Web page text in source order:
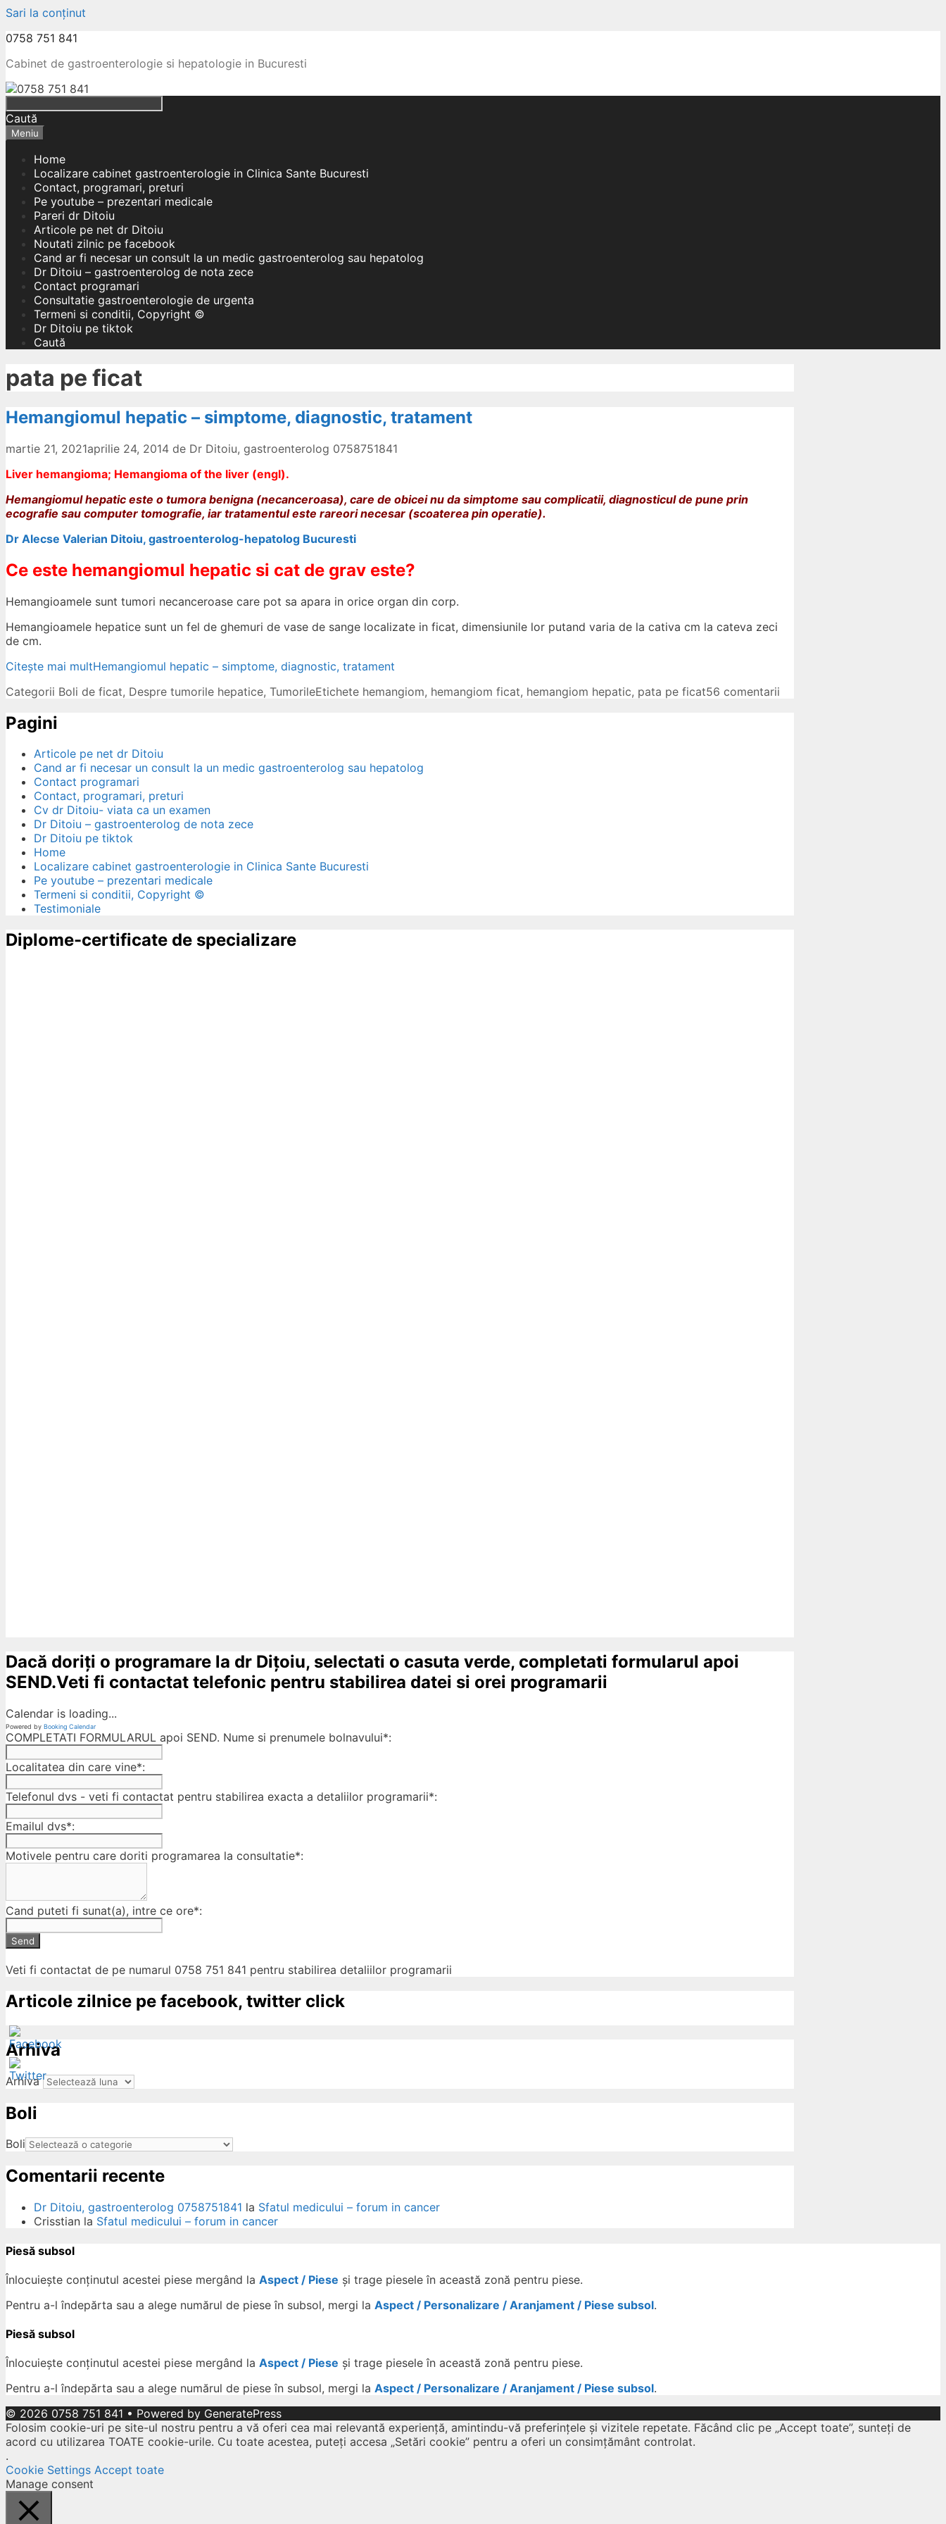
Sari la conținut
0758 751 841
Cabinet de gastroenterologie si hepatologie in Bucuresti
Caută
Meniu
Home
Localizare cabinet gastroenterologie in Clinica Sante Bucuresti
Contact, programari, preturi
Pe youtube – prezentari medicale
Pareri dr Ditoiu
Articole pe net dr Ditoiu
Noutati zilnic pe facebook
Cand ar fi necesar un consult la un medic gastroenterolog sau hepatolog
Dr Ditoiu – gastroenterolog de nota zece
Contact programari
Consultatie gastroenterologie de urgenta
Termeni si conditii, Copyright ©
Dr Ditoiu pe tiktok
Caută
pata pe ficat
Hemangiomul hepatic – simptome, diagnostic, tratament
martie 21, 2021aprilie 24, 2014 de Dr Ditoiu, gastroenterolog 0758751841
Liver hemangioma; Hemangioma of the liver (engl).
Hemangiomul hepatic este o tumora benigna (necanceroasa), care de obicei nu da simptome sau complicatii, diagnosticul de pune prin
ecografie sau computer tomografie, iar tratamentul este rareori necesar (scoaterea pin operatie).
Dr Alecse Valerian Ditoiu, gastroenterolog-hepatolog Bucuresti
Ce este hemangiomul hepatic si cat de grav este?
Hemangioamele sunt tumori necanceroase care pot sa apara in orice organ din corp.
Hemangioamele hepatice sunt un fel de ghemuri de vase de sange localizate in ficat, dimensiunile lor putand varia de la cativa cm la cateva zeci
de cm.
Citește mai multHemangiomul hepatic – simptome, diagnostic, tratament
Categorii Boli de ficat, Despre tumorile hepatice, TumorileEtichete hemangiom, hemangiom ficat, hemangiom hepatic, pata pe ficat56 comentarii
Pagini
Articole pe net dr Ditoiu
Cand ar fi necesar un consult la un medic gastroenterolog sau hepatolog
Contact programari
Contact, programari, preturi
Cv dr Ditoiu- viata ca un examen
Dr Ditoiu – gastroenterolog de nota zece
Dr Ditoiu pe tiktok
Home
Localizare cabinet gastroenterologie in Clinica Sante Bucuresti
Pe youtube – prezentari medicale
Termeni si conditii, Copyright ©
Testimoniale
Diplome-certificate de specializare
Dacă doriți o programare la dr Dițoiu, selectati o casuta verde, completati formularul apoi
SEND.Veti fi contactat telefonic pentru stabilirea datei si orei programarii
Calendar is loading...
Powered by Booking Calendar
COMPLETATI FORMULARUL apoi SEND. Nume si prenumele bolnavului*:
Localitatea din care vine*:
Telefonul dvs - veti fi contactat pentru stabilirea exacta a detaliilor programarii*:
Emailul dvs*:
Motivele pentru care doriti programarea la consultatie*:
Cand puteti fi sunat(a), intre ce ore*:
Send
Veti fi contactat de pe numarul 0758 751 841 pentru stabilirea detaliilor programarii
Articole zilnice pe facebook, twitter click
Arhiva
Arhiva
Boli
Boli
Comentarii recente
Dr Ditoiu, gastroenterolog 0758751841 la Sfatul medicului – forum in cancer
Crisstian la Sfatul medicului – forum in cancer
Piesă subsol
Înlocuiește conținutul acestei piese mergând la Aspect / Piese și trage piesele în această zonă pentru piese.
Pentru a-l îndepărta sau a alege numărul de piese în subsol, mergi la Aspect / Personalizare / Aranjament / Piese subsol.
Piesă subsol
Înlocuiește conținutul acestei piese mergând la Aspect / Piese și trage piesele în această zonă pentru piese.
Pentru a-l îndepărta sau a alege numărul de piese în subsol, mergi la Aspect / Personalizare / Aranjament / Piese subsol.
© 2026 0758 751 841 • Powered by GeneratePress
Folosim cookie-uri pe site-ul nostru pentru a vă oferi cea mai relevantă experiență, amintindu-vă preferințele și vizitele repetate. Făcând clic pe „Accept toate”, sunteți de
acord cu utilizarea TOATE cookie-urile. Cu toate acestea, puteți accesa „Setări cookie” pentru a oferi un consimțământ controlat.
.
Cookie Settings Accept toate
Manage consent